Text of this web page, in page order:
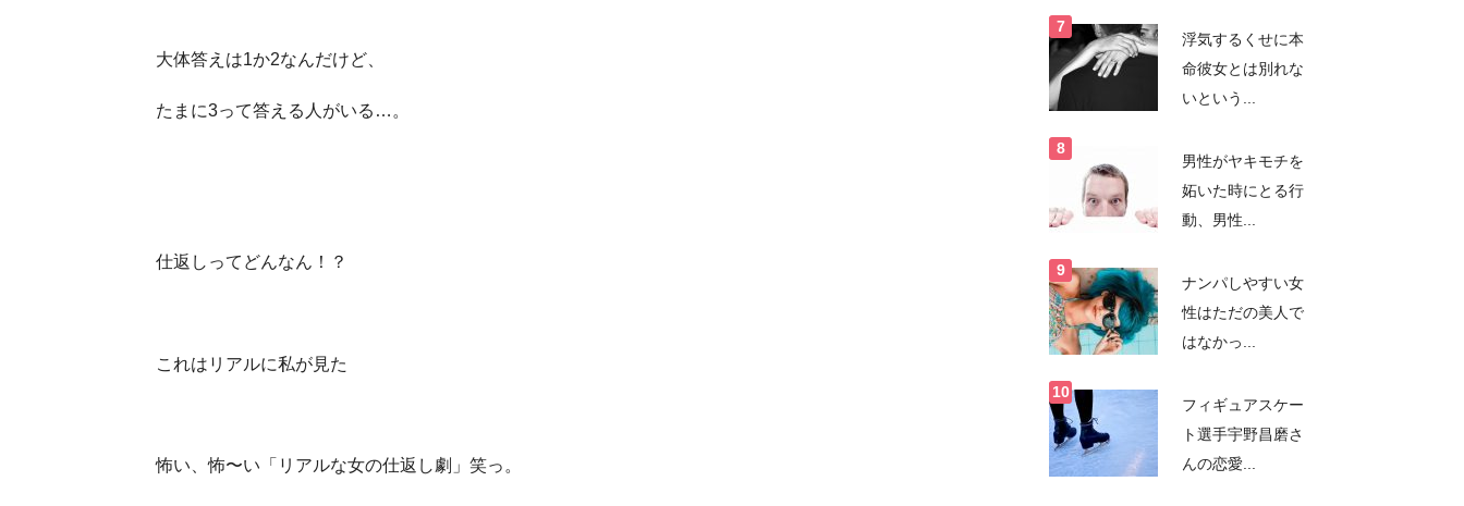
大体答えは1か2なんだけど、
たまに3って答える人がいる…。
仕返しってどんなん！？
これはリアルに私が見た
怖い、怖〜い「リアルな女の仕返し劇」笑っ。
浮気するくせに本
命彼女とは別れな
いという...
男性がヤキモチを
妬いた時にとる行
動、男性...
ナンパしやすい女
性はただの美人で
はなかっ...
フィギュアスケー
ト選手宇野昌磨さ
んの恋愛...